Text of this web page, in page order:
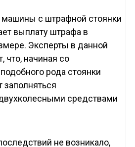
машины с штрафной стоянки
выплату штрафа в
Эксперты в данной
что, начиная со
рода стоянки
заполняться
средствами
не возникало,